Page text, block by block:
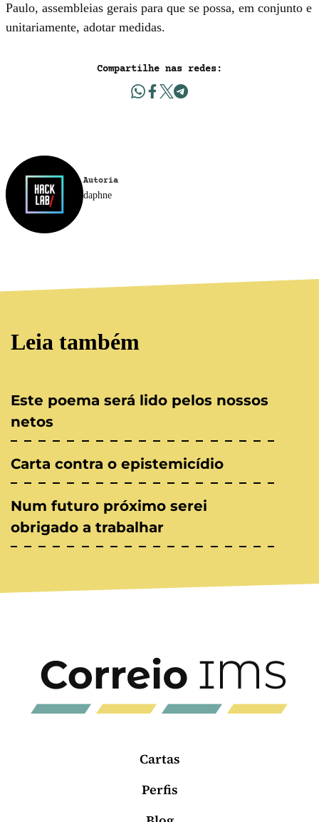
Paulo, assembleias gerais para que se possa, em conjunto e
unitariamente, adotar medidas.
Compartilhe nas redes:
Autoria
daphne
Leia também
Este poema será lido pelos nossos
netos
Carta contra o epistemicídio
Num futuro próximo serei
obrigado a trabalhar
Cartas
Perfis